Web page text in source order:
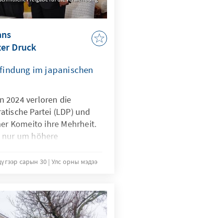
Druck
im japanischen
2024 verloren die
Partei (LDP) und
Komeito ihre Mehrheit.
um höhere
mühsam
die Regierungsparteien
seit
hat.
сарын 30 Улс орны мэдээ